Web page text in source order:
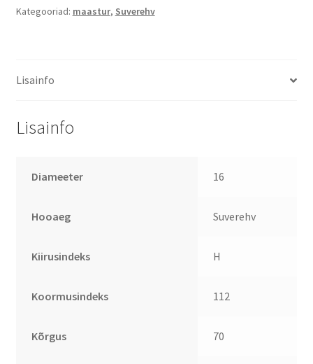
Kategooriad: maastur, Suverehv
Lisainfo
Lisainfo
Diameeter 16
Hooaeg Suverehv
Kiirusindeks H
Koormusindeks 112
Kõrgus 70